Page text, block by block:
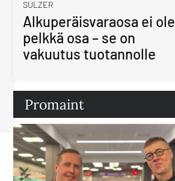
SULZER
Alkuperäisvaraosa ei ole
pelkkä osa – se on
vakuutus tuotannolle
Promaint